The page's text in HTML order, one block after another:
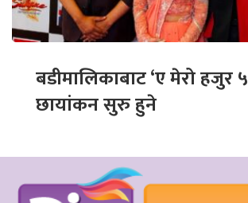
बडीमालिकाबाट ‘ए मेरो हजुर
छायांकन सुरु हुने